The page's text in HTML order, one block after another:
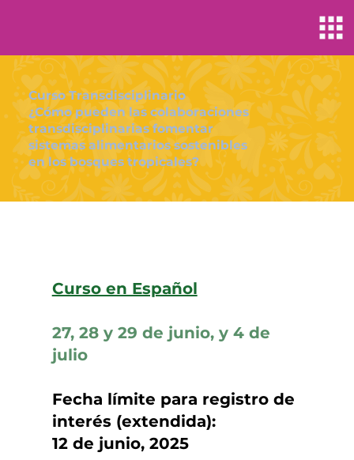
Curso Transdisciplinario
¿Cómo pueden las colaboraciones
transdisciplinarias fomentar
sistemas alimentarios sostenibles
en los bosques tropicales?
Curso en Español
27, 28 y 29 de junio, y 4 de
julio
Fecha límite para registro de
interés (extendida):
12 de junio, 2025